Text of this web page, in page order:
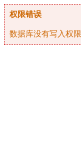
权限错误
数据库没有写入权